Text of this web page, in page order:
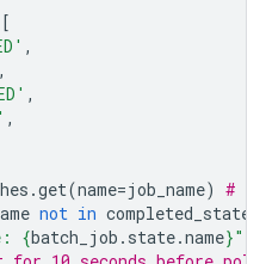
,
,
,
,
.get(name=job_name) #
not in completed_states
{batch_job . state.name}"